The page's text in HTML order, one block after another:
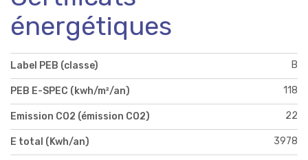
énergétiques
Label PEB (classe) B
PEB E-SPEC (kwh/m²/an) 118
Emission CO2 (émission CO2) 22
E total (Kwh/an) 3978